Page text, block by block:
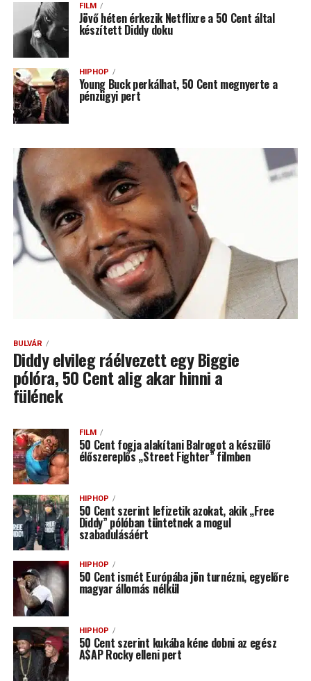
FILM
Jövő héten érkezik Netflixre a 50 Cent által
készített Diddy doku
HIPHOP
Young Buck perkálhat, 50 Cent megnyerte a
pénzügyi pert
BULVÁR
Diddy elvileg ráélvezett egy Biggie
pólóra, 50 Cent alig akar hinni a
fülének
FILM
50 Cent fogja alakítani Balrogot a készülő
élőszereplős „Street Fighter” filmben
HIPHOP
50 Cent szerint lefizetik azokat, akik „Free
Diddy” pólóban tüntetnek a mogul
szabadulásáért
HIPHOP
50 Cent ismét Európába jön turnézni, egyelőre
magyar állomás nélkül
HIPHOP
50 Cent szerint kukába kéne dobni az egész
A$AP Rocky elleni pert